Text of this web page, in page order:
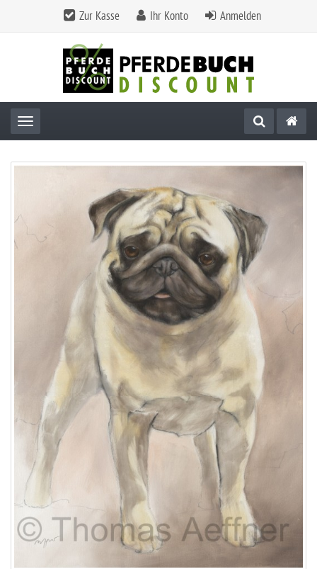
Zur Kasse Ihr Konto Anmelden
Toggle navigation